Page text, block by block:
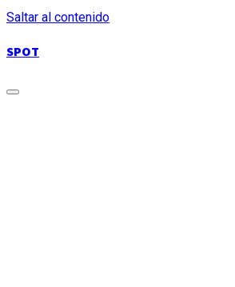
Saltar al contenido
SPOT